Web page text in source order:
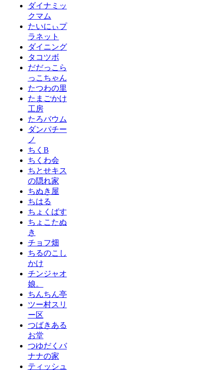
ダイナミッ
クマム
たいにぃプ
ラネット
ダイニング
タコツボ
だだっこら
っこちゃん
たつわの里
たまごかけ
工房
たろバウム
ダンパチー
ノ
ちくB
ちくわ会
ちとせキス
の隠れ家
ちぬき屋
ちはる
ちょくばす
ちょこたぬ
き
チョフ畑
ちるのこし
かけ
チンジャオ
娘。
ちんちん亭
ツー村スリ
ー区
つばきある
お堂
つゆだくバ
ナナの家
ティッシュ